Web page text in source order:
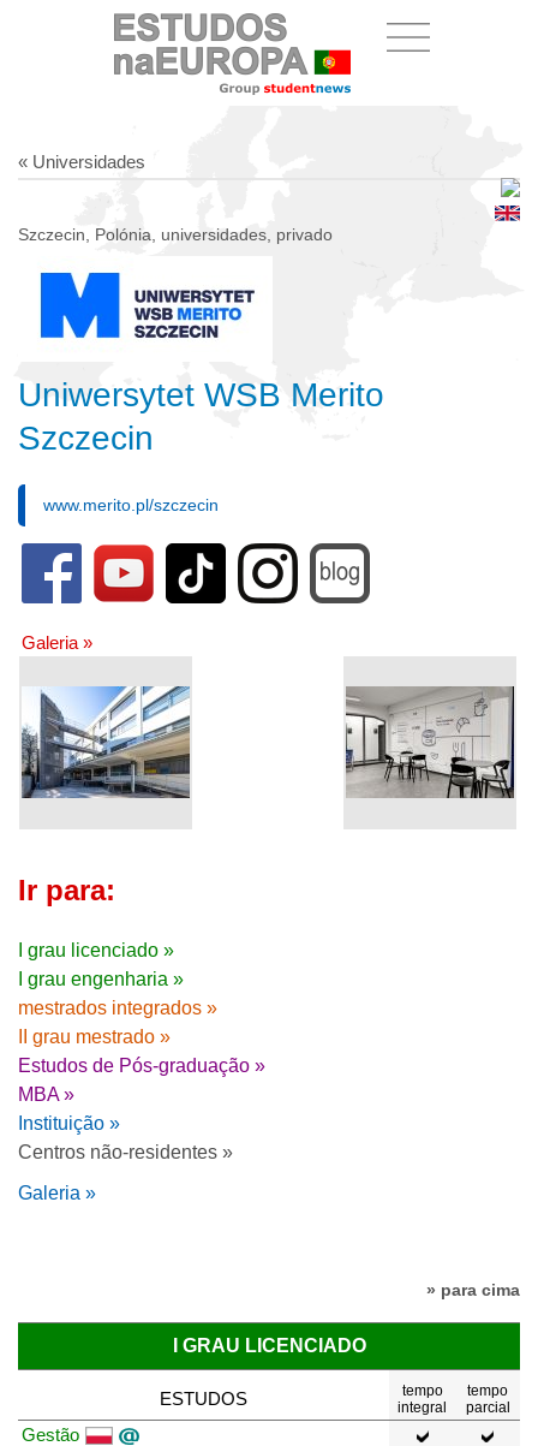
« Universidades
Szczecin, Polónia, universidades, privado
Uniwersytet WSB Merito
Szczecin
www.merito.pl/szczecin
Galeria »
Ir para:
I grau licenciado »
I grau engenharia »
mestrados integrados »
II grau mestrado »
Estudos de Pós-graduação »
MBA »
Instituição »
Centros não-residentes »
Galeria »
» para cima
I GRAU LICENCIADO
ESTUDOS
tempo
integral
tempo
parcial
Gestão